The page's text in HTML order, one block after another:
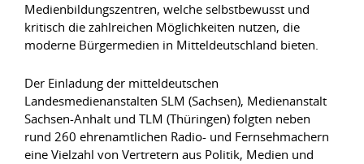
Medienbildungszentren, welche selbstbewusst und
kritisch die zahlreichen Möglichkeiten nutzen, die
moderne Bürgermedien in Mitteldeutschland bieten.
Der Einladung der mitteldeutschen
Landesmedienanstalten SLM (Sachsen), Medienanstalt
Sachsen-Anhalt und TLM (Thüringen) folgten neben
rund 260 ehrenamtlichen Radio- und Fernsehmachern
eine Vielzahl von Vertretern aus Politik, Medien und